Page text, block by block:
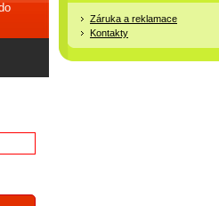
Záruka a reklamace
Kontakty